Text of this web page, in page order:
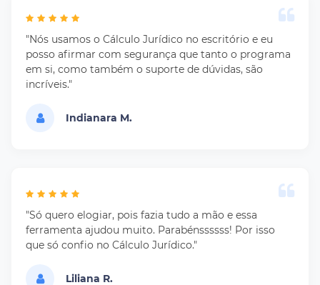
"Nós usamos o Cálculo Jurídico no escritório e eu
posso afirmar com segurança que tanto o programa
em si, como também o suporte de dúvidas, são
incríveis."
Indianara M.
"Só quero elogiar, pois fazia tudo a mão e essa
ferramenta ajudou muito. Parabénssssss! Por isso
que só confio no Cálculo Jurídico."
Liliana R.